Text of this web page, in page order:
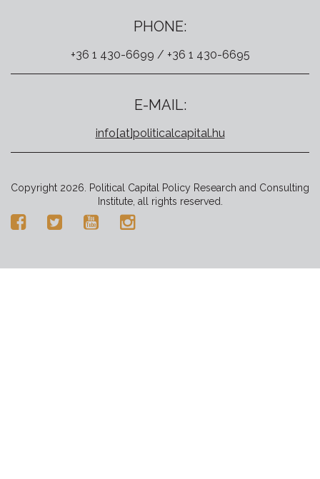
PHONE:
+36 1 430-6699 / +36 1 430-6695
E-MAIL:
info[at]politicalcapital.hu
Copyright 2026. Political Capital Policy Research and Consulting
Institute, all rights reserved.